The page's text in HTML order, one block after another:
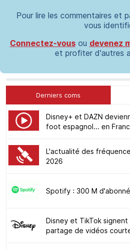
Pour lire les commentaires et
vous
Connectez-vousou devenez
et profiter d'autres
Derniers coms
Disney+ et DAZN
foot espagnol... en
L'actualité des
2026
Spotify : 300 M
Disney et TikTok
partage de vidéos